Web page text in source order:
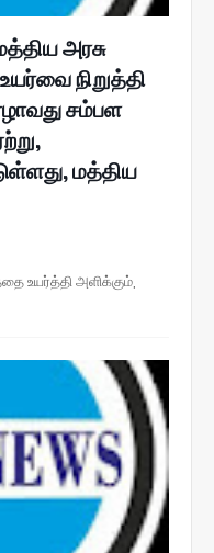
அரசு
நிறுத்தி
சம்பள
மத்திய
உயர்த்தி அளிக்கும்,